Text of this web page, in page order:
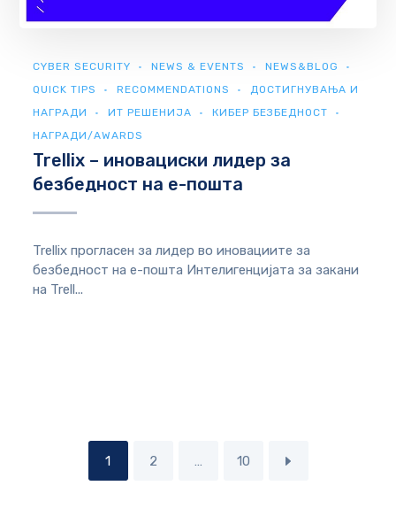
CYBER SECURITY NEWS & EVENTS
NEWS&BLOG
QUICK TIPS
RECOMMENDATIONS
ДОСТИГНУВАЊА И
НАГРАДИ
ИТ РЕШЕНИЈА
КИБЕР БЕЗБЕДНОСТ
НАГРАДИ/AWARDS
Trellix – иновациски лидер за
безбедност на е-пошта
Trellix прогласен за лидер во иновациите за
безбедност на е-пошта Интелигенцијата за закани
на Trell...
1 2 … 10